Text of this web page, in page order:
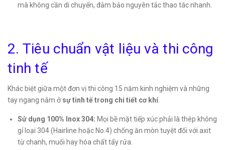
mà không cần di chuyển, đảm bảo nguyên tắc thao tác nhanh.
2. Tiêu chuẩn vật liệu và thi công
tinh tế
Khác biệt giữa một đơn vị thi công 15 năm kinh nghiệm và những
tay ngang nằm ở sự tinh tế trong chi tiết cơ khí
Sử dụng 100% Inox 304: Mọi bề mặt tiếp xúc phải là thép không
gỉ loại 304 (Hairline hoặc No.4) chống ăn mòn tuyệt đối với axit
từ chanh, muối hay hóa chất tẩy rửa.